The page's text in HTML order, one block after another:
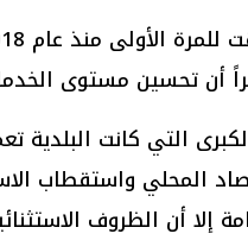
أن تحسين مستوى
التي كانت البلدية
المحلي واستقطاب
إلا أن الظروف